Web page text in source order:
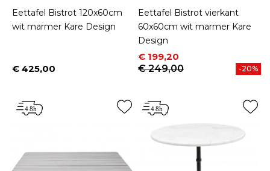
Eettafel Bistrot 120x60cm
wit marmer Kare Design
Prijs
€ 425,00
Eettafel Bistrot vierkant
60x60cm wit marmer Kare
Design
Prijs
€ 199,20
Normale prijs
€ 249,00
-20%